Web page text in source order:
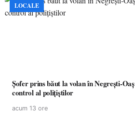
LOCALE
Șofer prins băut la volan în Negrești-
control al polițiștilor
acum 13 ore